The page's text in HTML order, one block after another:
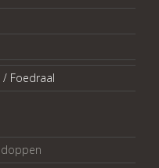
Foedraal